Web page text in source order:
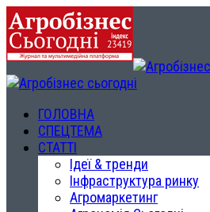
ГОЛОВНА
СПЕЦТЕМА
СТАТТІ
Ідеї & тренди
Інфраструктура ринку
Агромаркетинг